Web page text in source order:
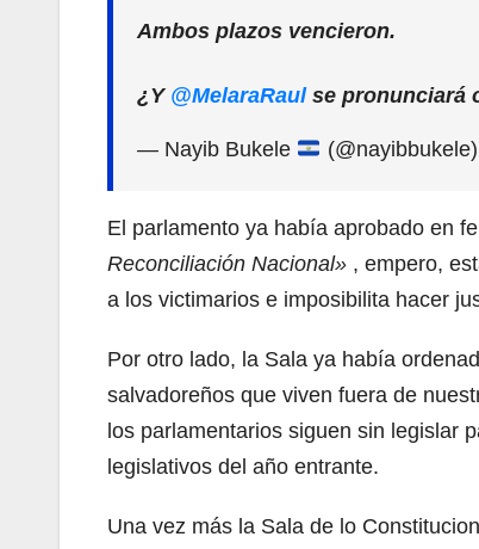
Ambos plazos vencieron.
¿Y @MelaraRaulse pronunciará
— Nayib Bukele (@nayibbukele)
El parlamento ya había aprobado en
Reconciliación Nacional» , empero,
a los victimarios e imposibilita hacer
Por otro lado, la Sala ya había
salvadoreños que viven fuera de
los parlamentarios siguen sin legislar
legislativos del año entrante.
Una vez más la Sala de lo